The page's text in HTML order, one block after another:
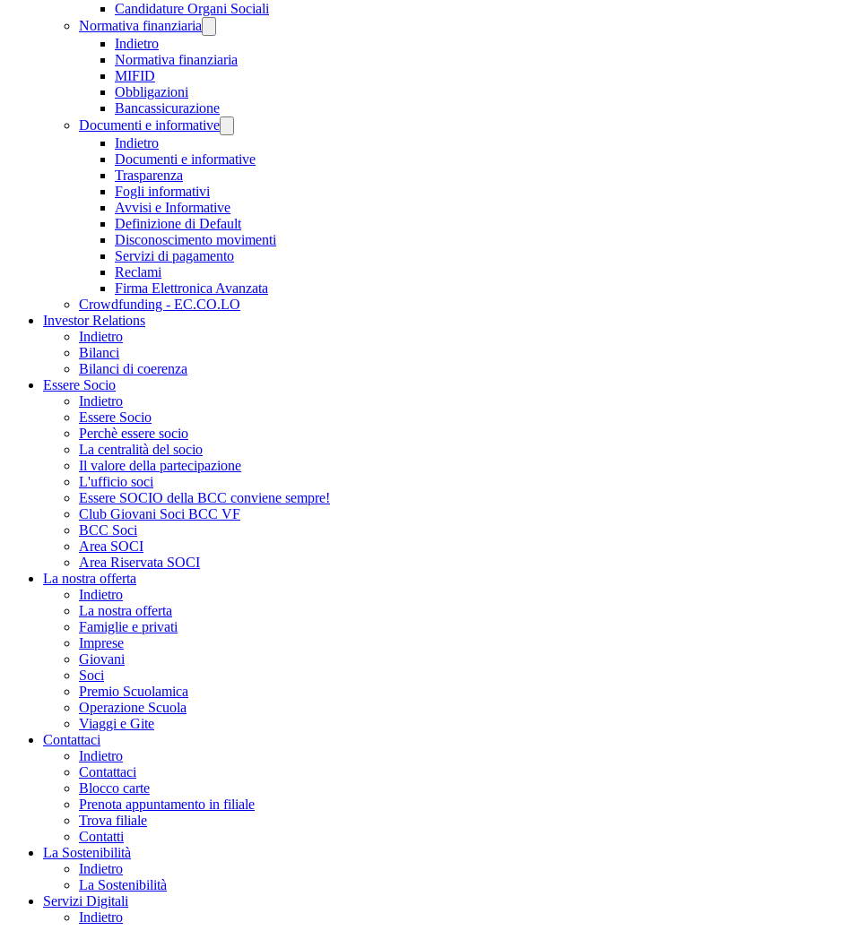
Candidature Organi Sociali
Normativa finanziaria
Indietro
Normativa finanziaria
MIFID
Obbligazioni
Bancassicurazione
Documenti e informative
Indietro
Documenti e informative
Trasparenza
Fogli informativi
Avvisi e Informative
Definizione di Default
Disconoscimento movimenti
Servizi di pagamento
Reclami
Firma Elettronica Avanzata
Crowdfunding - EC.CO.LO
Investor Relations
Indietro
Bilanci
Bilanci di coerenza
Essere Socio
Indietro
Essere Socio
Perchè essere socio
La centralità del socio
Il valore della partecipazione
L'ufficio soci
Essere SOCIO della BCC conviene sempre!
Club Giovani Soci BCC VF
BCC Soci
Area SOCI
Area Riservata SOCI
La nostra offerta
Indietro
La nostra offerta
Famiglie e privati
Imprese
Giovani
Soci
Premio Scuolamica
Operazione Scuola
Viaggi e Gite
Contattaci
Indietro
Contattaci
Blocco carte
Prenota appuntamento in filiale
Trova filiale
Contatti
La Sostenibilità
Indietro
La Sostenibilità
Servizi Digitali
Indietro